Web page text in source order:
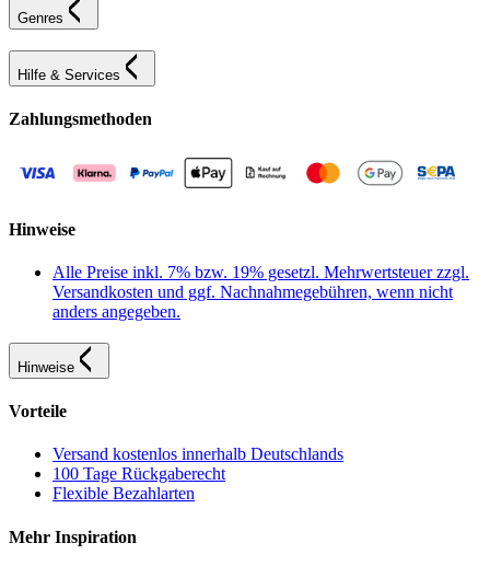
Genres
Hilfe & Services
Zahlungsmethoden
Hinweise
Alle Preise inkl. 7% bzw. 19% gesetzl. Mehrwertsteuer zzgl.
Versandkosten und ggf. Nachnahmegebühren, wenn nicht
anders angegeben.
Hinweise
Vorteile
Versand kostenlos innerhalb Deutschlands
100 Tage Rückgaberecht
Flexible Bezahlarten
Mehr Inspiration